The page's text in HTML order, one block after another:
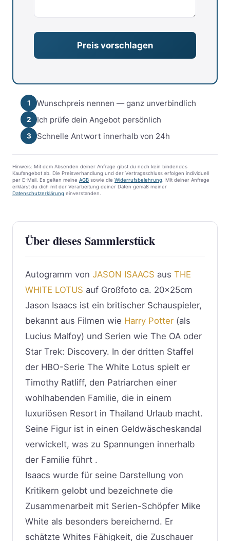
1 Wunschpreis nennen — ganz unverbindlich
2 Ich prüfe dein Angebot persönlich
3 Schnelle Antwort innerhalb von 24h
Hinweis: Mit dem Absenden deiner Anfrage gibst du noch kein bindendes
Kaufangebot ab. Die Preisverhandlung und der Vertragsschluss erfolgen individuell
per E-Mail. Es gelten meine AGB sowie die Widerrufsbelehrung . Mit deiner Anfrage
erklärst du dich mit der Verarbeitung deiner Daten gemäß meiner
Datenschutzerklärung einverstanden.
Über dieses Sammlerstück
Autogramm von JASON ISAACS aus THE
WHITE LOTUS auf Großfoto ca. 20x25cm
Jason Isaacs ist ein britischer Schauspieler,
bekannt aus Filmen wie Harry Potter (als
Lucius Malfoy) und Serien wie The OA oder
Star Trek: Discovery. In der dritten Staffel
der HBO-Serie The White Lotus spielt er
Timothy Ratliff, den Patriarchen einer
wohlhabenden Familie, die in einem
luxuriösen Resort in Thailand Urlaub macht.
Seine Figur ist in einen Geldwäscheskandal
verwickelt, was zu Spannungen innerhalb
der Familie führt .
Isaacs wurde für seine Darstellung von
Kritikern gelobt und bezeichnete die
Zusammenarbeit mit Serien-Schöpfer Mike
White als besonders bereichernd. Er
schätzte Whites Fähigkeit, die Zuschauer